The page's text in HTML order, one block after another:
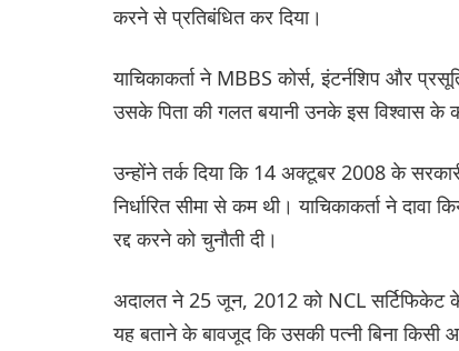
करने से प्रतिबंधित कर दिया।
याचिकाकर्ता ने MBBS कोर्स, इंटर्नशिप और
उसके पिता की गलत बयानी उनके इस विश्वास के
उन्होंने तर्क दिया कि 14 अक्टूबर 2008 के
निर्धारित सीमा से कम थी। याचिकाकर्ता ने
रद्द करने को चुनौती दी।
अदालत ने 25 जून, 2012 को NCL सर्टिफिकेट
यह बताने के बावजूद कि उसकी पत्नी बिना किसी